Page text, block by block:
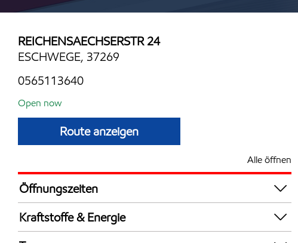
REICHENSAECHSERSTR 24
ESCHWEGE, 37269
0565113640
Open now
Route anzeigen
Alle öffnen
Öffnungszeiten
Mon
Die
Kraftstoffe & Energie
Synergy Supreme+ Bleifrei 98